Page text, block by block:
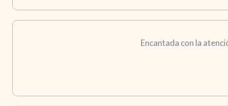
Encantada con la